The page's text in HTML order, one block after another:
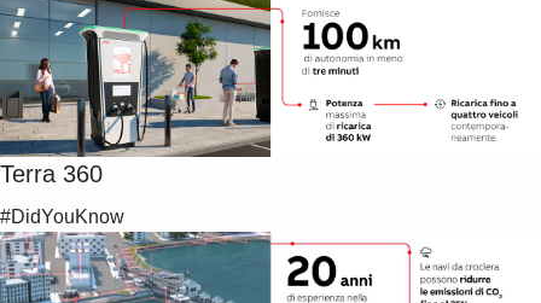
Terra 360
#DidYouKnow